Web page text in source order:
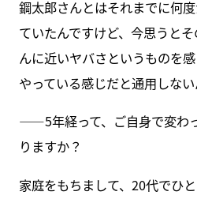
鋼太郎さんとはそれまでに何
ていたんですけど、今思うと
んに近いヤバさというものを
やっている感じだと通用しない
――5年経って、ご自身で変わ
りますか？
家庭をもちまして、20代でひ